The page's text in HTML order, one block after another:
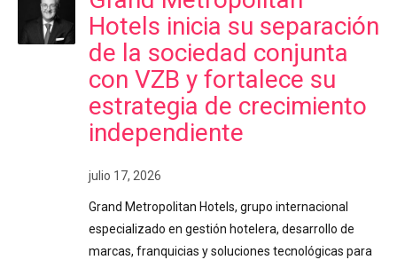
Hotels inicia su separación
de la sociedad conjunta
con VZB y fortalece su
estrategia de crecimiento
independiente
julio 17, 2026
Grand Metropolitan Hotels, grupo internacional
especializado en gestión hotelera, desarrollo de
marcas, franquicias y soluciones tecnológicas para